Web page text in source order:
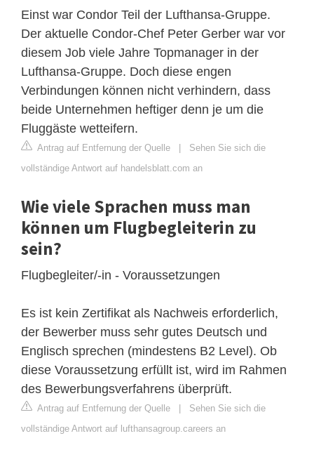
Einst war Condor Teil der Lufthansa-Gruppe.
Der aktuelle Condor-Chef Peter Gerber war vor
diesem Job viele Jahre Topmanager in der
Lufthansa-Gruppe. Doch diese engen
Verbindungen können nicht verhindern, dass
beide Unternehmen heftiger denn je um die
Fluggäste wetteifern.
Antrag auf Entfernung der Quelle | Sehen Sie sich die
vollständige Antwort auf handelsblatt.com an
Wie viele Sprachen muss man
können um Flugbegleiterin zu
sein?
Flugbegleiter/-in - Voraussetzungen
Es ist kein Zertifikat als Nachweis erforderlich,
der Bewerber muss sehr gutes Deutsch und
Englisch sprechen (mindestens B2 Level). Ob
diese Voraussetzung erfüllt ist, wird im Rahmen
des Bewerbungsverfahrens überprüft.
Antrag auf Entfernung der Quelle | Sehen Sie sich die
vollständige Antwort auf lufthansagroup.careers an